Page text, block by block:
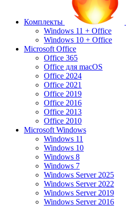
Комплекты
Windows 11 + Office
Windows 10 + Office
Microsoft Office
Office 365
Office для macOS
Office 2024
Office 2021
Office 2019
Office 2016
Office 2013
Office 2010
Microsoft Windows
Windows 11
Windows 10
Windows 8
Windows 7
Windows Server 2025
Windows Server 2022
Windows Server 2019
Windows Server 2016